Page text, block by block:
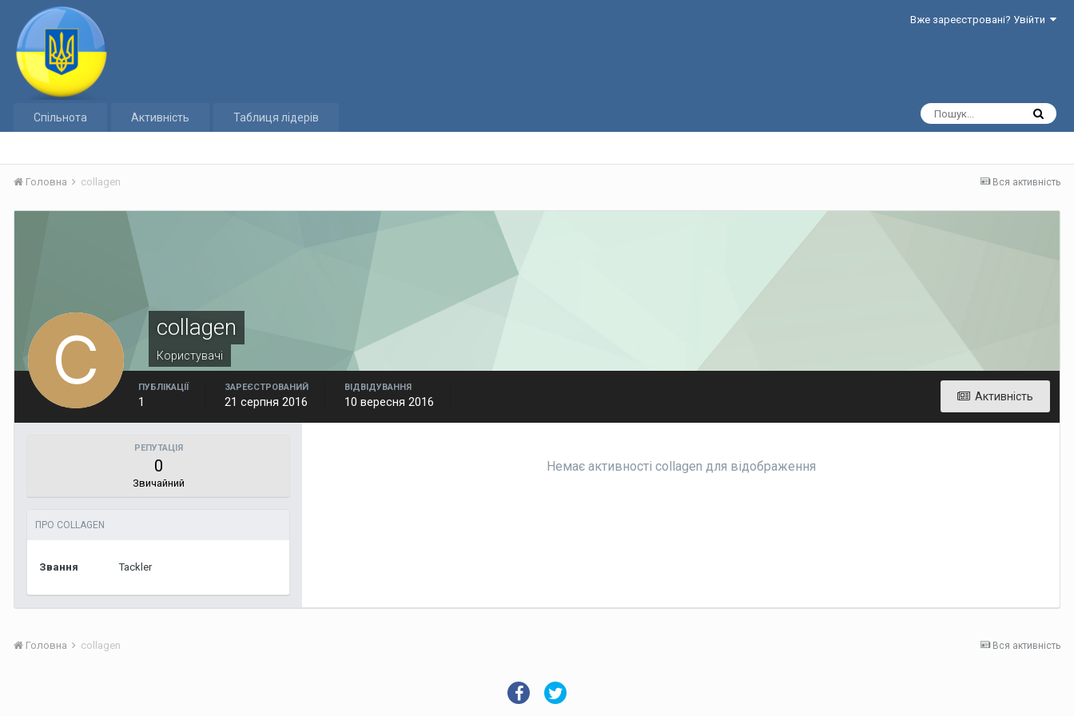
Вже зареєстровані? Увійти
Спільнота Активність Таблиця лідерів
Вся активність
Головна collagen
collagen
Користувачі
Активність
ПУБЛІКАЦІЇ
1
ЗАРЕЄСТРОВАНИЙ
21 серпня 2016
ВІДВІДУВАННЯ
10 вересня 2016
РЕПУТАЦІЯ
0
Звичайний
ПРО COLLAGEN
Звання Tackler
Немає активності collagen для відображення
Вся активність
Головна collagen